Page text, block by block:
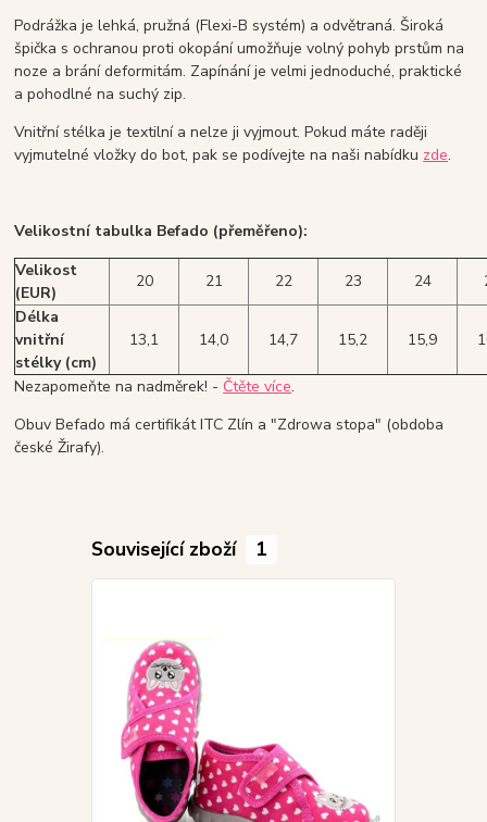
Podrážka je lehká, pružná (Flexi-B systém) a odvětraná. Široká
špička s ochranou proti okopání umožňuje volný pohyb prstům na
noze a brání deformitám. Zapínání je velmi jednoduché, praktické
a pohodlné na suchý zip.
Vnitřní stélka je textilní a nelze ji vyjmout. Pokud máte raději
vyjmutelné vložky do bot, pak se podívejte na naši nabídku zde.
Velikostní tabulka Befado (přeměřeno):
Velikost
(EUR)
20 21 22 23 24
Délka
vnitřní
stélky (cm)
13,1 14,0 14,7 15,2 15,9
Nezapomeňte na nadměrek! - Čtěte více.
Obuv Befado má certifikát ITC Zlín a "Zdrowa stopa" (obdoba
české Žirafy).
Související zboží 1